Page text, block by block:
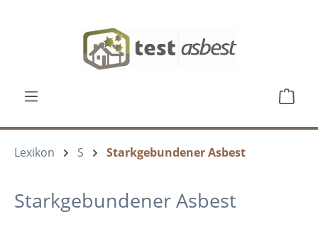
Lexikon S Starkgebundener Asbest
Starkgebundener Asbest